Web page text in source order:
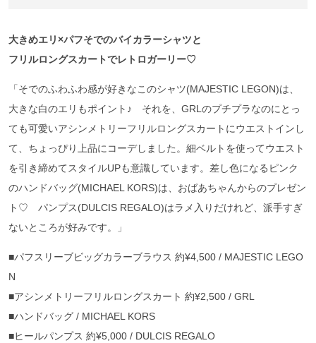
大きめエリ×パフそでのバイカラーシャツと
フリルロングスカートでレトロガーリー♡
「そでのふわふわ感が好きなこのシャツ(MAJESTIC LEGON)は、
大きな白のエリもポイント♪ それを、GRLのプチプラなのにとっ
ても可愛いアシンメトリーフリルロングスカートにウエストインし
て、ちょっぴり上品にコーデしました。細ベルトを使ってウエスト
を引き締めてスタイルUPも意識しています。差し色になるピンク
のハンドバッグ(MICHAEL KORS)は、おばあちゃんからのプレゼン
ト♡ パンプス(DULCIS REGALO)はラメ入りだけれど、派手すぎ
ないところが好みです。」
■パフスリーブビッグカラーブラウス 約¥4,500 / MAJESTIC LEGO
N
■アシンメトリーフリルロングスカート 約¥2,500 / GRL
■ハンドバッグ / MICHAEL KORS
■ヒールパンプス 約¥5,000 / DULCIS REGALO